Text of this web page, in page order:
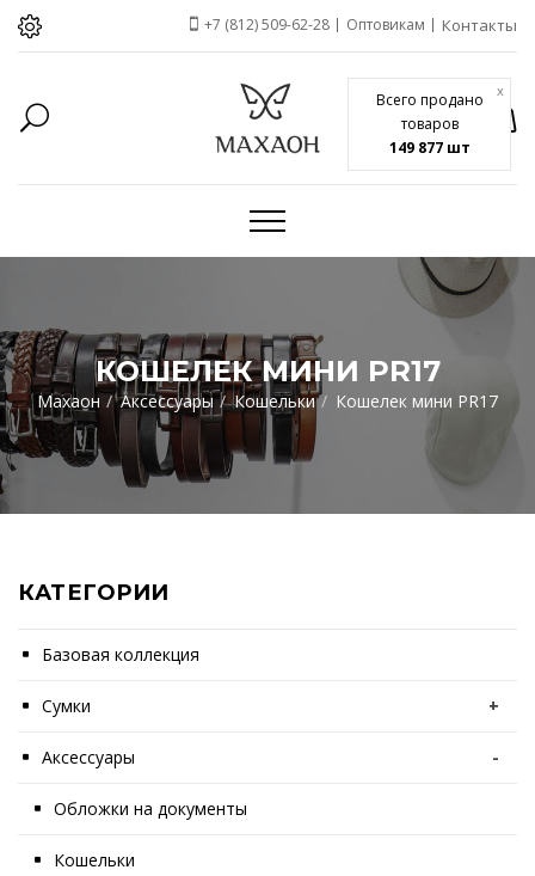
Всего продано
товаров
149 877 шт
x
+7 (812) 509-62-28 Оптовикам Контакты
КОШЕЛЕК МИНИ PR17
Махаон Аксессуары Кошельки Кошелек мини PR17
КАТЕГОРИИ
Базовая коллекция
Сумки +
Аксессуары -
Обложки на документы
Кошельки